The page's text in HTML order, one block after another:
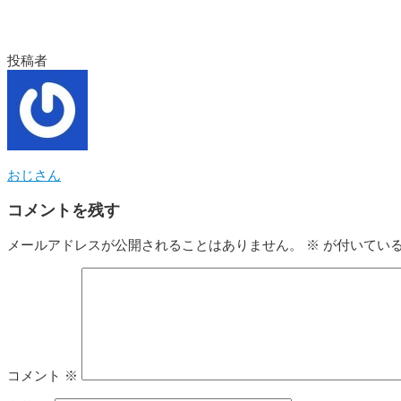
投稿者
おじさん
コメントを残す
メールアドレスが公開されることはありません。 ※ が付いてい
コメント ※